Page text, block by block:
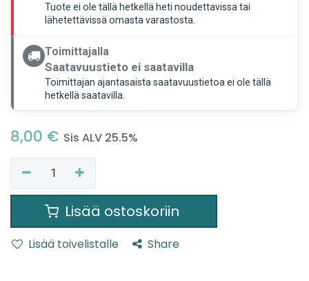
Tuote ei ole tällä hetkellä heti noudettavissa tai
lähetettävissä omasta varastosta.
Toimittajalla
Saatavuustieto ei saatavilla
Toimittajan ajantasaista saatavuustietoa ei ole tällä
hetkellä saatavilla.
8,00 € Sis ALV 25.5%
Lisää ostoskoriin
Lisää toivelistalle Share